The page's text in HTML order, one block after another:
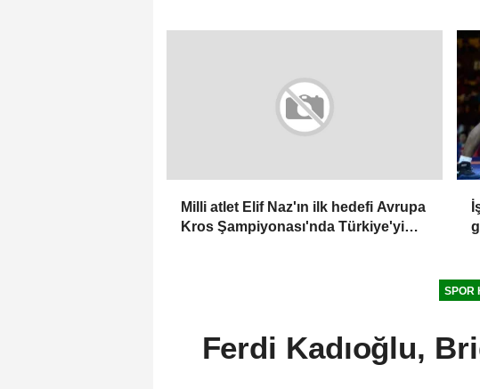
Milli atlet Elif Naz'ın ilk hedefi Avrupa
Kros Şampiyonası'nda Türkiye'yi
SPOR
Ferdi Kadıoğlu,